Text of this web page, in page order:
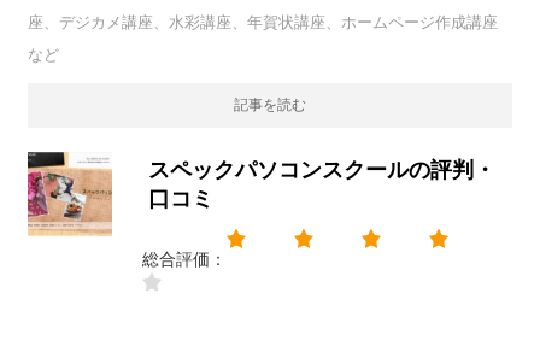
座、デジカメ講座、水彩講座、年賀状講座、ホームページ作成講座
など
記事を読む
スペックパソコンスクールの評判・
口コミ
総合評価：